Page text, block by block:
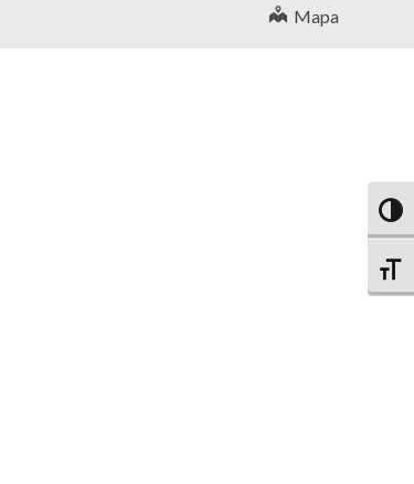
Mapa